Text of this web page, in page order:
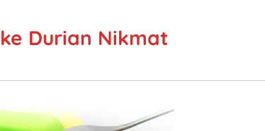
Durian Nikmat